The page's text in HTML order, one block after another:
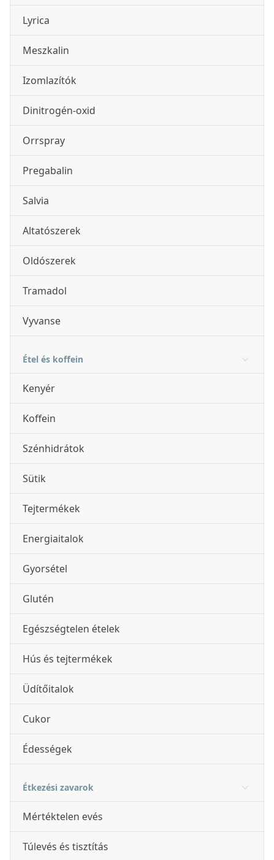
Lyrica
Meszkalin
Izomlazítók
Dinitrogén-oxid
Orrspray
Pregabalin
Salvia
Altatószerek
Oldószerek
Tramadol
Vyvanse
Étel és koffein
Kenyér
Koffein
Szénhidrátok
Sütik
Tejtermékek
Energiaitalok
Gyorsétel
Glutén
Egészségtelen ételek
Hús és tejtermékek
Üdítőitalok
Cukor
Édességek
Étkezési zavarok
Mértéktelen evés
Túlevés és tisztítás